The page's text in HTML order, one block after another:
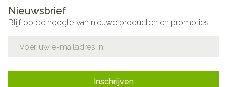
Nieuwsbrief
Blijf op de hoogte van nieuwe producten en promoties
Inschrijven